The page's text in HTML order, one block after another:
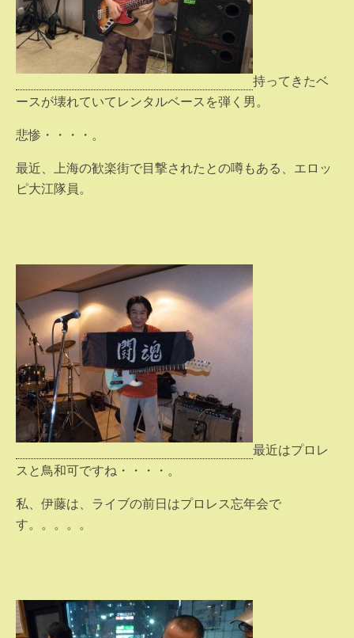
持ってきたベ
ースが壊れていてレンタルベースを弾く男。
悲惨・・・・。
最近、上海の歓楽街で目撃されたとの噂もある、エロッ
ピ大江隊員。
最近はプロレ
スと鳥和可ですね・・・・。
私、伊藤は、ライブの前日はプロレス忘年会で
す。。。。。